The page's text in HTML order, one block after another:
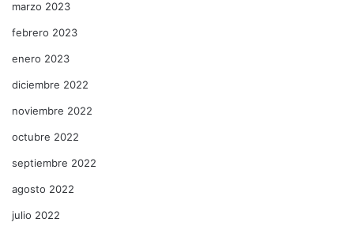
marzo 2023
febrero 2023
enero 2023
diciembre 2022
noviembre 2022
octubre 2022
septiembre 2022
agosto 2022
julio 2022